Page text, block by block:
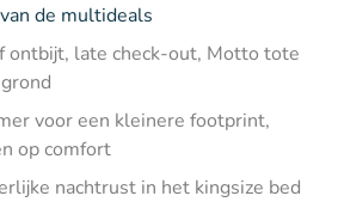
de multideals
ontbijt, late check-out, Motto tote
voor een kleinere footprint,
op comfort
nachtrust in het kingsize bed